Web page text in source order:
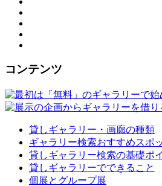
コンテンツ
貸しギャラリー・画廊の種類
ギャラリー検索おすすめスポ
貸しギャラリー検索の基礎ポ
貸しギャラリーでできること
個展とグループ展